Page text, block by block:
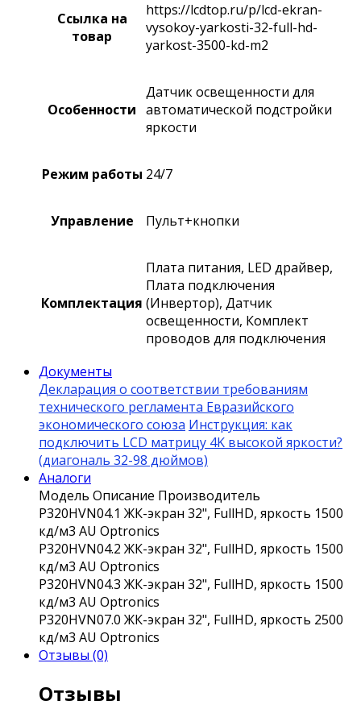
Ссылка на
товар
https://lcdtop.ru/p/lcd-ekran-
vysokoy-yarkosti-32-full-hd-
yarkost-3500-kd-m2
Особенности
Датчик освещенности для
автоматической подстройки
яркости
Режим работы 24/7
Управление Пульт+кнопки
Комплектация
Плата питания, LED драйвер,
Плата подключения
(Инвертор), Датчик
освещенности, Комплект
проводов для подключения
Документы
Декларация о соответствии требованиям
технического регламента Евразийского
экономического союза Инструкция: как
подключить LCD матрицу 4K высокой яркости?
(диагональ 32-98 дюймов)
Аналоги
Модель Описание Производитель
P320HVN04.1 ЖК-экран 32", FullHD, яркость 1500
кд/м3 AU Optronics
P320HVN04.2 ЖК-экран 32", FullHD, яркость 1500
кд/м3 AU Optronics
P320HVN04.3 ЖК-экран 32", FullHD, яркость 1500
кд/м3 AU Optronics
P320HVN07.0 ЖК-экран 32", FullHD, яркость 2500
кд/м3 AU Optronics
Отзывы (0)
Отзывы